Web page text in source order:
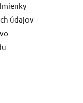
údajov